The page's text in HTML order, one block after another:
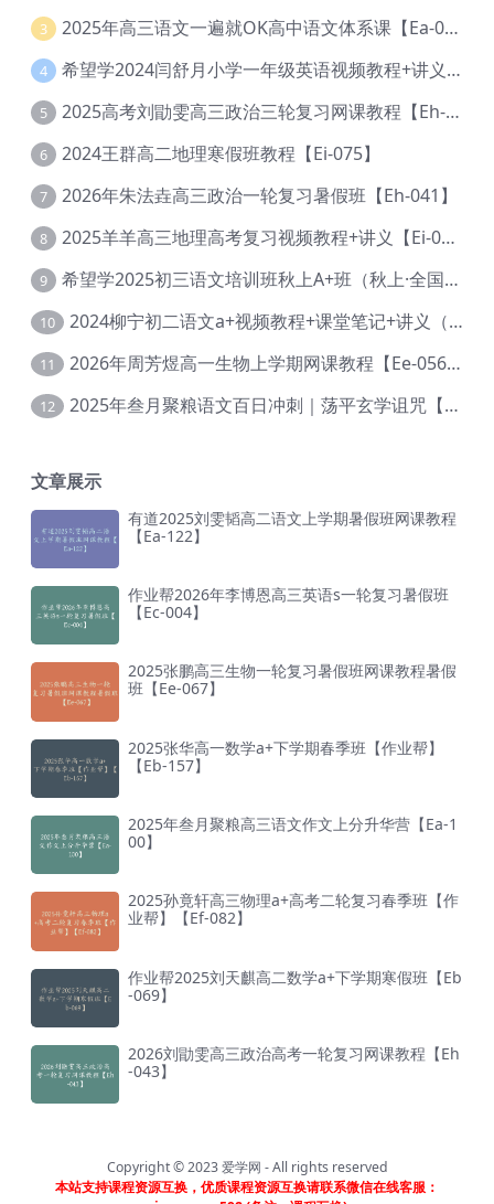
3 2025年高三语文一遍就OK高中语文体系课【Ea-028】
4 希望学2024闫舒月小学一年级英语视频教程+讲义【Cc-004】
5 2025高考刘勖雯高三政治三轮复习网课教程【Eh-061】
6 2024王群高二地理寒假班教程【Ei-075】
7 2026年朱法垚高三政治一轮复习暑假班【Eh-041】
8 2025羊羊高三地理高考复习视频教程+讲义【Ei-051】
9 希望学2025初三语文培训班秋上A+班（秋上·全国版·A+）【Da-031】
10 2024柳宁初二语文a+视频教程+课堂笔记+讲义（暑假班+秋季班）【Da-003】
11 2026年周芳煜高一生物上学期网课教程【Ee-056】
12 2025年叁月聚粮语文百日冲刺｜荡平玄学诅咒【Ea-001】
文章展示
有道2025刘雯韬高二语文上学期暑假班网课教程
【Ea-122】
作业帮2026年李博恩高三英语s一轮复习暑假班
【Ec-004】
2025张鹏高三生物一轮复习暑假班网课教程暑假
班【Ee-067】
2025张华高一数学a+下学期春季班【作业帮】
【Eb-157】
2025年叁月聚粮高三语文作文上分升华营【Ea-1
00】
2025孙竟轩高三物理a+高考二轮复习春季班【作
业帮】【Ef-082】
作业帮2025刘天麒高二数学a+下学期寒假班【Eb
-069】
2026刘勖雯高三政治高考一轮复习网课教程【Eh
-043】
Copyright © 2023爱学网 - All rights reserved
本站支持课程资源互换，优质课程资源互换请联系微信在线客服：